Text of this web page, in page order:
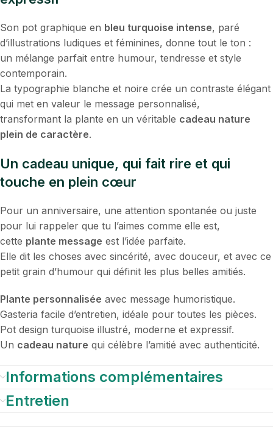
Son pot graphique en bleu turquoise intense, paré
d’illustrations ludiques et féminines, donne tout le ton :
un mélange parfait entre humour, tendresse et style
contemporain.
La typographie blanche et noire crée un contraste élégant
qui met en valeur le message personnalisé,
transformant la plante en un véritable cadeau nature
plein de caractère.
Un cadeau unique, qui fait rire et qui
touche en plein cœur
Pour un anniversaire, une attention spontanée ou juste
pour lui rappeler que tu l’aimes comme elle est,
cette plante message est l’idée parfaite.
Elle dit les choses avec sincérité, avec douceur, et avec ce
petit grain d’humour qui définit les plus belles amitiés.
Plante personnalisée avec message humoristique.
Gasteria facile d’entretien, idéale pour toutes les pièces.
Pot design turquoise illustré, moderne et expressif.
Un cadeau nature qui célèbre l’amitié avec authenticité.
Informations complémentaires
Entretien